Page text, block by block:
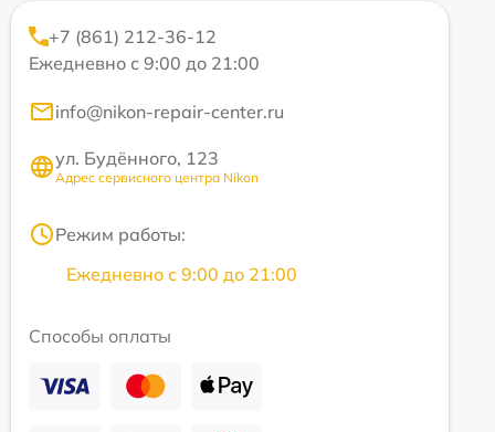
+7 (861) 212-36-12
Ежедневно с 9:00 до 21:00
info@nikon-repair-center.ru
ул. Будённого, 123
Адрес сервисного центра Nikon
Режим работы:
Ежедневно с 9:00 до 21:00
Способы оплаты